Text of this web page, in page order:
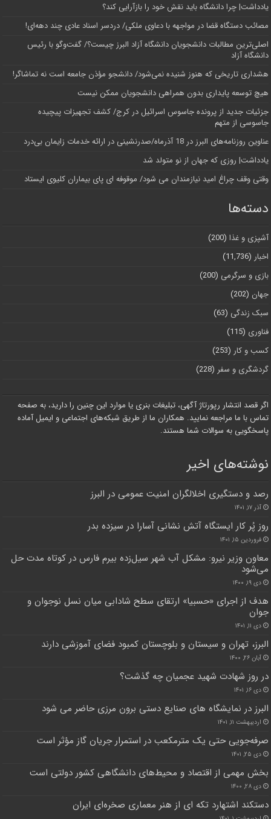
یادداشت| چرا دانشگاه باید نقش خود را بازآرایی کند؟
مصائب دستگاه قضا در مواجهه با دعاوی ملکی/ دردسر اسناد عادی چند‌ دهه‌ای!
اصلی‌ترین مطالبات دانشجویان دانشگاه آزاد البرز چیست؟/ گفت‌وگو با رئیس
دانشگاه آز‌اد
هشداری تاریخی که هنوز شنیده نمی‌شود/ دانشجو مؤذن جامعه است نه تماشاگر!
هیچ توسعه پایداری بدون همراهی دانشجویان ممکن نیست
جزئیات جدید از پرونده جاسوس اسرائیل در کرج/‌ کشف تجهیزات پیچیده
جاسوسی از متهم
عناوین روزنامه‌های البرز در ‌18 آذرماه/صدرنشینی در ارائه خدمات زایمان بی‌درد
یادداشت| روزی که جهان از نو متولد شد
وقتی وقف چراغ امید نیازمندان می شود/ موقوفه ای پای بیماران کلیوی ایستاد
دسته‌ها
آشپزی و غذا (200)
اخبار (11,736)
بازی و سرگرمی (200)
جهان (202)
سبک زندگی (63)
فناوری (115)
کسب و کار (253)
گردشگری و سفر (228)
اگر قصد انتشار رپورتاژ آگهی، تبلیغات بنری یا موارد این چنین را دارید، به صفحه
تماس با ما مراجعه نمایید. همکاران ما از طریق شبکه‌های اجتماعی و ایمیل آماده
پاسخگویی به سوالات شما هستند.
نوشته‌های اخیر
رصد و دستگیری اخلالگران امنیت عمومی در البرز
آذر ۱۷, ۱۴۰۱
روز پُر کار ایستگاه آتش نشانی آسارا در سیزده بدر
فروردین ۱۵, ۱۴۰۱
معاون وزیر نیرو: مشکل آب شهر سیل‌زده بیرم فارس در کوتاه مدت حل
می‌شود
دی ۱۹, ۱۴۰۰
هدف از اجرای «حسبیا» ارتقای سطح شادابی میان نسل نوجوان و
جوان
دی ۱۱, ۱۴۰۱
البرز، تهران و سیستان و بلوچستان کمبود فضای آموزشی دارند
آبان ۲۶, ۱۴۰۰
در روز شهادت شهید عجمیان چه گذشت؟
دی ۱۶, ۱۴۰۱
البرز در نمایشگاه های صنایع دستی برون مرزی حاضر می شود
اردیبهشت ۱۱, ۱۴۰۱
صرفه‌جویی حتی یک مترمکعب در استمرار جریان گاز مؤثر است
دی ۲۵, ۱۴۰۱
بخش مهمی از اقتصاد و محیط‌های دانشگاهی کشور دولتی است
دی ۲۸, ۱۴۰۰
دستکند اشتهارد تکه ای از هنر معماری‌ صخره‌ای ایران